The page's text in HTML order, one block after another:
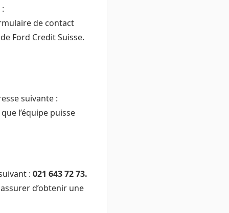
de contact
Ford Credit Suisse.
suivante :
l’équipe puisse
: 021 643 72 73.
d’obtenir une